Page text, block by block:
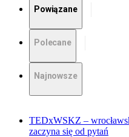
Powiązane
Polecane
Najnowsze
TEDxWSKZ –
zaczyna się od pytań